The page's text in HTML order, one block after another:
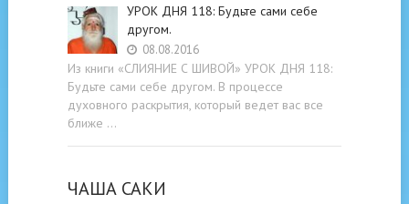
УРОК ДНЯ 118: Будьте cами cебе
другом.
08.08.2016
Из книги «СЛИЯНИЕ С ШИВОЙ» УРОК ДНЯ 118:
Будьте cами cебе другом. В процессе
духовного раскрытия, который ведет вас все
ближе …
ЧАША САКИ